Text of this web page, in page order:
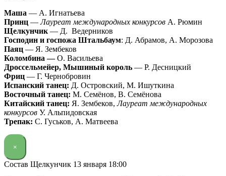
Маша — А. Игнатьева
Принц —Лауреат международных конкурсов А. Рюмин
Щелкунчик — Д. Ведерников
Господин и госпожа Штальбаум: Д. Абрамов, А. Морозова
Паяц — Я. Зембеков
Коломбина —О. Васильева
Дроссельмейер, Мышиный король — Р. Десницкий
Фриц — Г. Чернобровин
Испанский танец: Д. Островский, М. Ишуткина
Восточный танец: М. Семёнов, В. Семёнова
Китайский танец: Я. Зембеков,Лауреат международных
конкурсов У. Альпидовская
Трепак: С. Гуськов, А. Матвеева
×
Состав Щелкунчик 13 января 18:00